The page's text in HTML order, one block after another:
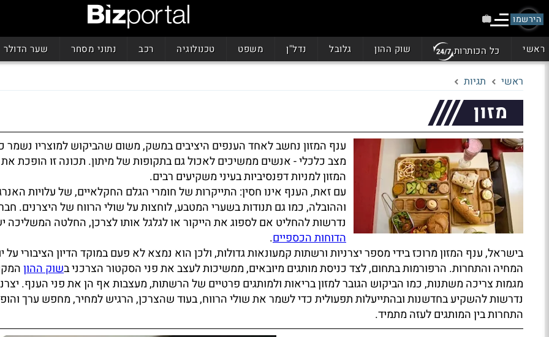
הירשמו
ראשי כל הכותרות שוק ההון גלובל נדל"ן משפט טכנולוגיה רכב נתוני מסחר שער הדולר
ראשי תגיות
מזון
ענף המזון נחשב לאחד הענפים היציבים במשק, משום שהביקוש למוצריו נשמר
מצב כלכלי - אנשים ממשיכים לאכול גם בתקופות של מיתון. תכונה זו הופכת
המזון למניות דפנסיביות בעיני משקיעים רבים.
עם זאת, הענף אינו חסין: התייקרות של חומרי הגלם החקלאיים, של עלויות
וההובלה, כמו גם תנודות בשערי המטבע, לוחצות על שולי הרווח של היצרנים.
נדרשות להחליט אם לספוג את הייקור או לגלגל אותו לצרכן, החלטה המשליכה
הדוחות הכספיים.
בישראל, ענף המזון מרוכז בידי מספר יצרניות ורשתות קמעונאות גדולות, ולכן הוא נמצא לא פעם במוקד הדיון הציבורי על
המחיה והתחרות. הרפורמות בתחום, לצד כניסת מותגים מיובאים, ממשיכות לעצב את פני הסקטור הצרכני בשוק ההון
מגמות צריכה משתנות, כמו הביקוש הגובר למזון בריאות ולמותגים פרטיים של הרשתות, מעצבות אף הן את פני הענף.
נדרשות להשקיע בחדשנות ובהתייעלות תפעולית כדי לשמר את שולי הרווח, בעוד שהצרכן, הרגיש למחיר, מחפש ערך
התחרות בין המותגים לעזה מתמיד.